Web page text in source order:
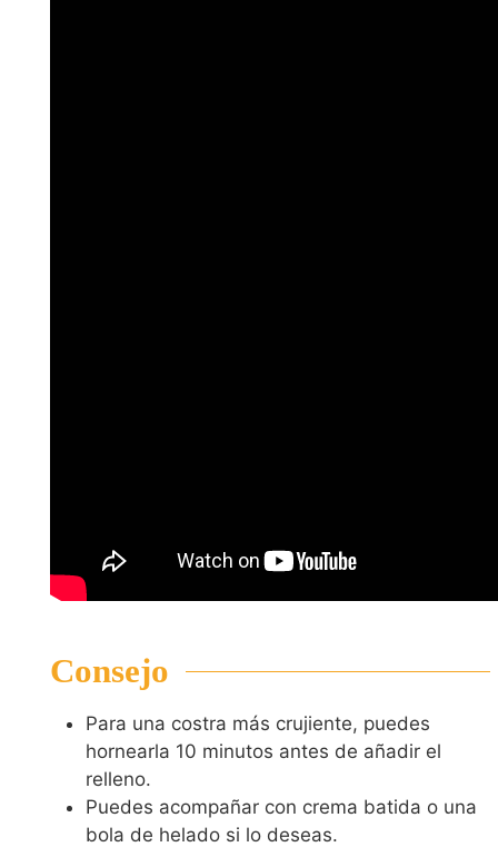
Consejo
Para una costra más crujiente, puedes
hornearla 10 minutos antes de añadir el
relleno.
Puedes acompañar con crema batida o una
bola de helado si lo deseas.